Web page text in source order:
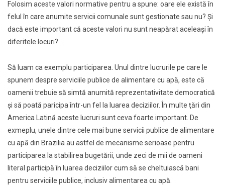
Folosim aceste valori normative pentru a spune: oare ele există în
felul în care anumite servicii comunale sunt gestionate sau nu? Şi
dacă este important că aceste valori nu sunt neapărat aceleaşi în
diferitele locuri?
Să luam ca exemplu participarea. Unul dintre lucrurile pe care le
spunem despre serviciile publice de alimentare cu apă, este că
oamenii trebuie să simtă anumită reprezentativitate democratică
şi să poată paricipa într-un fel la luarea deciziilor. În multe ţări din
America Latină aceste lucruri sunt ceva foarte important. De
exmeplu, unele dintre cele mai bune servicii publice de alimentare
cu apă din Brazilia au astfel de mecanisme serioase pentru
participarea la stabilirea bugetării, unde zeci de mii de oameni
literal participă în luarea deciziilor cum să se cheltuiască bani
pentru serviciile publice, inclusiv alimentarea cu apă.